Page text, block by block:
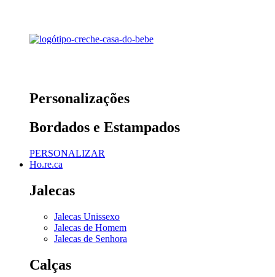
Personalizações
Bordados e Estampados
PERSONALIZAR
Ho.re.ca
Jalecas
Jalecas Unissexo
Jalecas de Homem
Jalecas de Senhora
Calças